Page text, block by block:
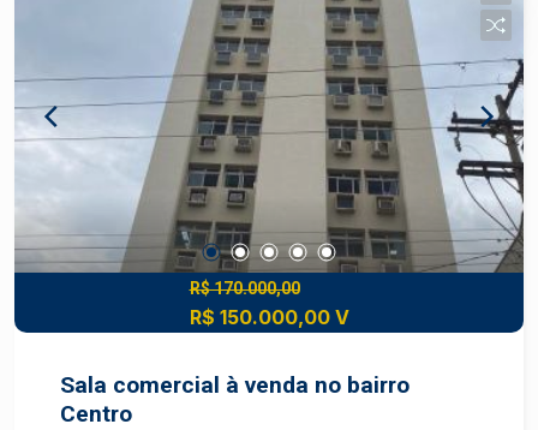
R$ 170.000,00
R$ 150.000,00 V
Sala comercial à venda no bairro
Centro